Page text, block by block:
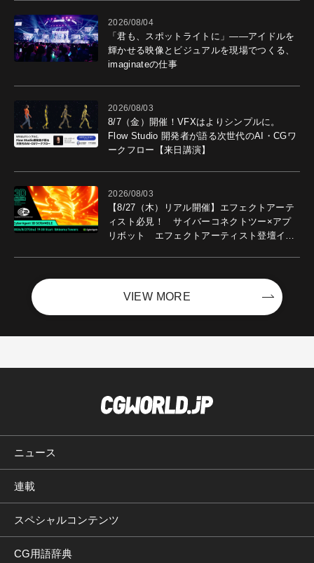
2026/08/04
「君も、スポットライトに」――アイドルを
輝かせる映像とビジュアルを現場でつくる、
imaginateの仕事
2026/08/03
8/7（金）開催！VFXはよりシンプルに。
Flow Studio 開発者が語る次世代のAI・CGワ
ークフロー【来日講演】
2026/08/03
【8/27（木）リアル開催】エフェクトアーテ
ィスト必見！ サイバーコネクトツー×アプ
リボット エフェクトアーティスト登壇イベ
VIEW MORE
ニュース
連載
スペシャルコンテンツ
CG用語辞典